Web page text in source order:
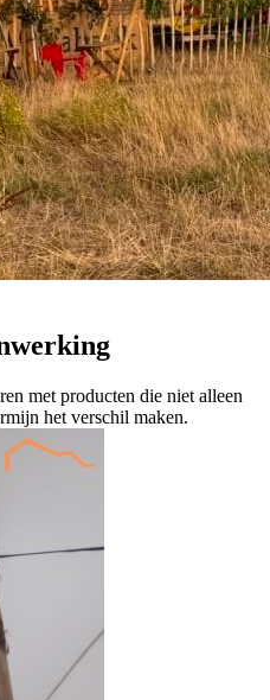
met producten die niet alleen
het verschil maken.